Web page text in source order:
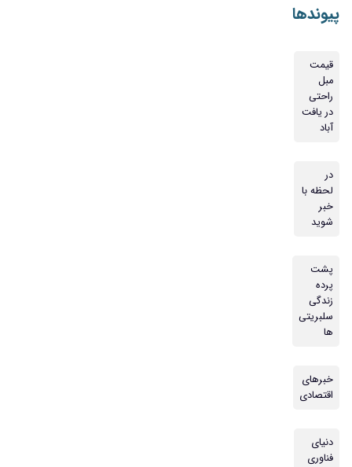
پیوندها
قیمت
مبل
راحتی
در یافت
آباد
در
لحظه با
خبر
شوید
پشت
پرده
زندگی
سلبریتی
ها
خبرهای
اقتصادی
دنیای
فناوری